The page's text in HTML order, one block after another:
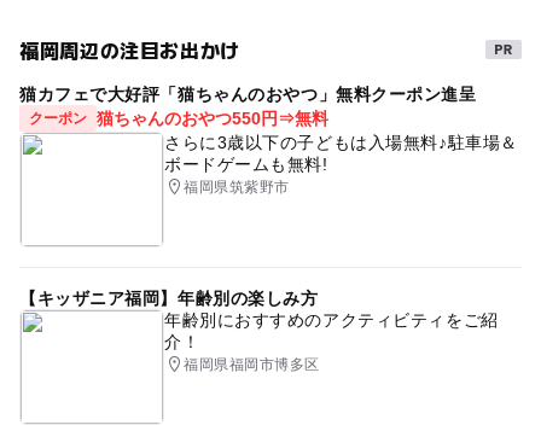
福岡周辺の注目お出かけ
猫カフェで大好評「猫ちゃんのおやつ」無料クーポン進呈
クーポン 猫ちゃんのおやつ550円⇒無料
さらに3歳以下の子どもは入場無料♪駐車場＆
ボードゲームも無料!
福岡県筑紫野市
【キッザニア福岡】年齢別の楽しみ方
年齢別におすすめのアクティビティをご紹
介！
福岡県福岡市博多区